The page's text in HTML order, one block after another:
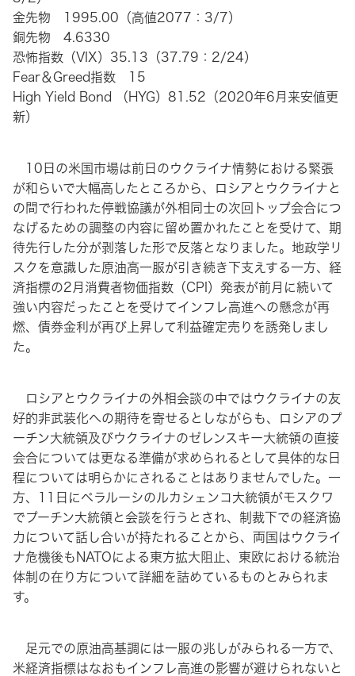
金先物 1995.00（高値2077：3/7）
銅先物 4.6330
恐怖指数（VIX）35.13（37.79：2/24）
Fear＆Greed指数 15
High Yield Bond （HYG）81.52（2020年6月来安値更
新）
10日の米国市場は前日のウクライナ情勢における緊張
が和らいで大幅高したところから、ロシアとウクライナと
の間で行われた停戦協議が外相同士の次回トップ会合につ
なげるための調整の内容に留め置かれたことを受けて、期
待先行した分が剥落した形で反落となりました。地政学リ
スクを意識した原油高一服が引き続き下支えする一方、経
済指標の2月消費者物価指数（CPI）発表が前月に続いて
強い内容だったことを受けてインフレ高進への懸念が再
燃、債券金利が再び上昇して利益確定売りを誘発しまし
た。
ロシアとウクライナの外相会談の中ではウクライナの友
好的非武装化への期待を寄せるとしながらも、ロシアのプ
ーチン大統領及びウクライナのゼレンスキー大統領の直接
会合については更なる準備が求められるとして具体的な日
程については明らかにされることはありませんでした。一
方、11日にベラルーシのルカシェンコ大統領がモスクワ
でプーチン大統領と会談を行うとされ、制裁下での経済協
力について話し合いが持たれることから、両国はウクライ
ナ危機後もNATOによる東方拡大阻止、東欧における統治
体制の在り方について詳細を詰めているものとみられま
す。
足元での原油高基調には一服の兆しがみられる一方で、
米経済指標はなおもインフレ高進の影響が避けられないと